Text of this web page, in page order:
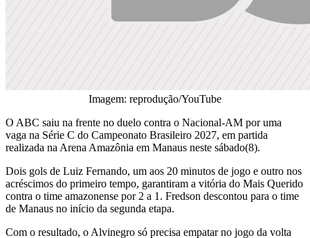
Imagem: reprodução/YouTube
O ABC saiu na frente no duelo contra o Nacional-AM por uma
vaga na Série C do Campeonato Brasileiro 2027, em partida
realizada na Arena Amazônia em Manaus neste sábado(8).
Dois gols de Luiz Fernando, um aos 20 minutos de jogo e outro nos
acréscimos do primeiro tempo, garantiram a vitória do Mais Querido
contra o time amazonense por 2 a 1. Fredson descontou para o time
de Manaus no início da segunda etapa.
Com o resultado, o Alvinegro só precisa empatar no jogo da volta